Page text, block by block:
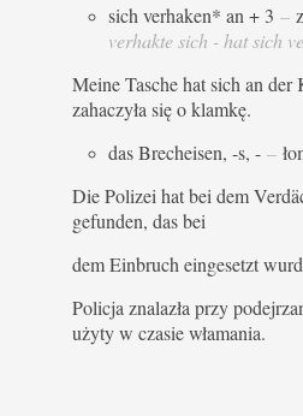
sich verhaken* an + 3 –
verhakte sich - hat sich
Meine Tasche hat sich an
zahaczyła się o klamkę.
das Brecheisen, -s, - –
Die Polizei hat bei dem
gefunden, das bei
dem Einbruch eingesetzt
Policja znalazła przy
użyty w czasie włamania.